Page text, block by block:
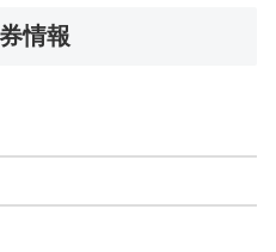
情報